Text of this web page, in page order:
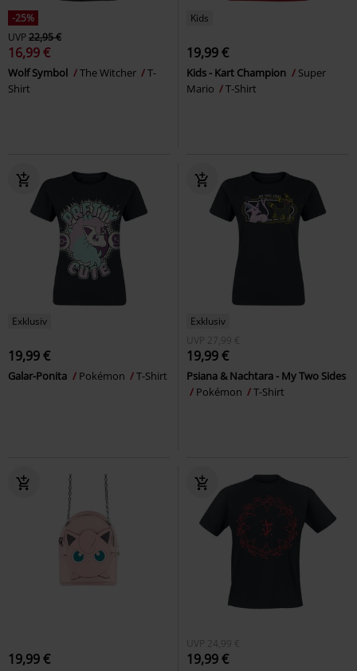
-25%
UVP22,95 €
16,99 €
Wolf Symbol The Witcher
T-
Shirt
Kids
19,99 €
Kids - Kart Champion
Super
Mario
T-Shirt
Exklusiv
19,99 €
Galar-Ponita Pokémon T-Shirt
Exklusiv
UVP
27,99 €
19,99 €
Psiana & Nachtara - My Two Sides
Pokémon
T-Shirt
19,99 €
UVP 24,99 €
19,99 €